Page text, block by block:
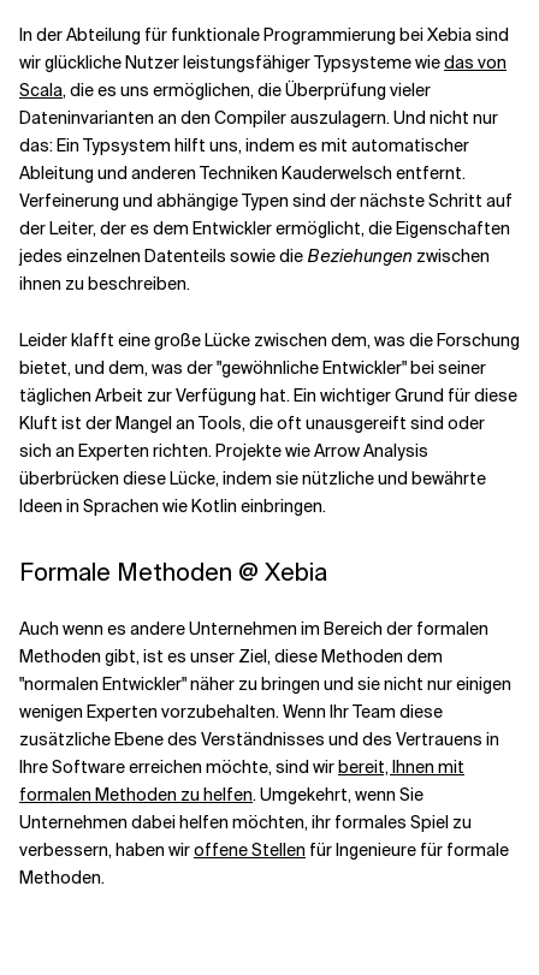
In der Abteilung für funktionale Programmierung bei Xebia sind
wir glückliche Nutzer leistungsfähiger Typsysteme wiedas von
Scala, die es uns ermöglichen, die Überprüfung vieler
Dateninvarianten an den Compiler auszulagern. Und nicht nur
das: Ein Typsystem hilft uns, indem es mit automatischer
Ableitung und anderen Techniken Kauderwelsch entfernt.
Verfeinerung und abhängige Typen sind der nächste Schritt auf
der Leiter, der es dem Entwickler ermöglicht, die Eigenschaften
jedes einzelnen Datenteils sowie die Beziehungen zwischen
ihnen zu beschreiben.
Leider klafft eine große Lücke zwischen dem, was die Forschung
bietet, und dem, was der "gewöhnliche Entwickler" bei seiner
täglichen Arbeit zur Verfügung hat. Ein wichtiger Grund für diese
Kluft ist der Mangel an Tools, die oft unausgereift sind oder
sich an Experten richten. Projekte wie Arrow Analysis
überbrücken diese Lücke, indem sie nützliche und bewährte
Ideen in Sprachen wie Kotlin einbringen.
Formale Methoden @ Xebia
Auch wenn es andere Unternehmen im Bereich der formalen
Methoden gibt, ist es unser Ziel, diese Methoden dem
"normalen Entwickler" näher zu bringen und sie nicht nur einigen
wenigen Experten vorzubehalten. Wenn Ihr Team diese
zusätzliche Ebene des Verständnisses und des Vertrauens in
Ihre Software erreichen möchte, sind wirbereit, Ihnen mit
formalen Methoden zu helfen. Umgekehrt, wenn Sie
Unternehmen dabei helfen möchten, ihr formales Spiel zu
verbessern, haben wiroffene Stellen für Ingenieure für formale
Methoden.